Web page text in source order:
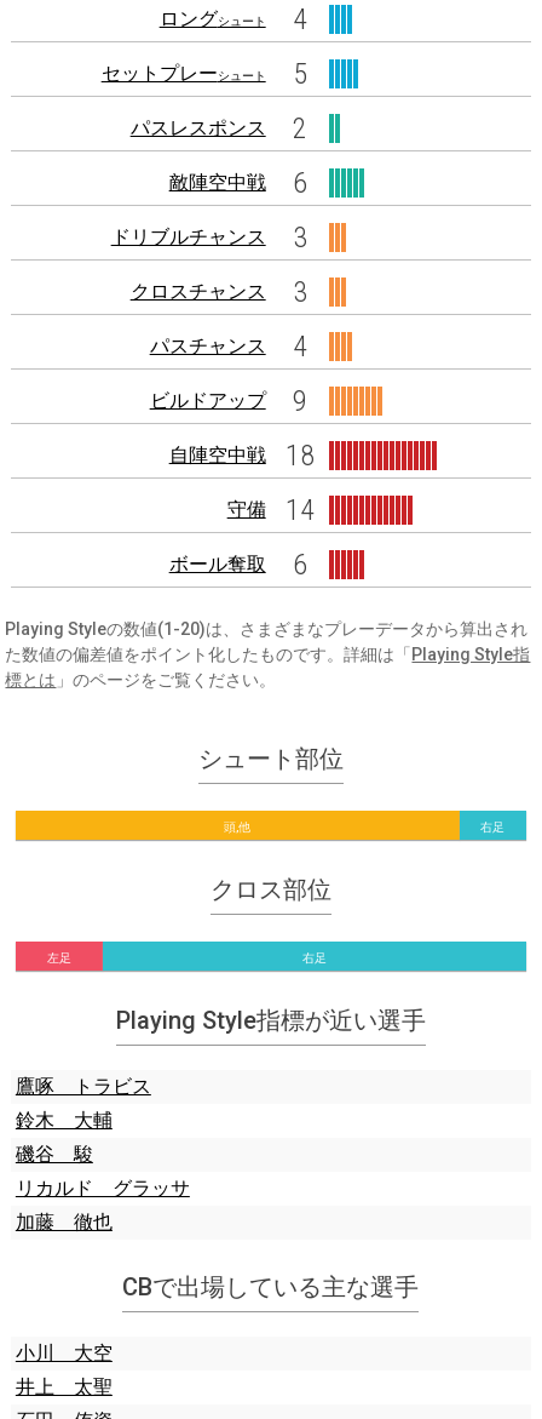
ロングシュート 4
セットプレーシュート 5
パスレスポンス 2
敵陣空中戦 6
ドリブルチャンス 3
クロスチャンス 3
パスチャンス 4
ビルドアップ 9
自陣空中戦 18
守備 14
ボール奪取 6
Playing Styleの数値(1-20)は、さまざまなプレーデータから算出され
た数値の偏差値をポイント化したものです。詳細は「 Playing Style指
標とは 」のページをご覧ください。
シュート部位
頭,他 右足
クロス部位
左足 右足
Playing Style指標が近い選手
鷹啄 トラビス
鈴木 大輔
磯谷 駿
リカルド グラッサ
加藤 徹也
CBで出場している主な選手
小川 大空
井上 太聖